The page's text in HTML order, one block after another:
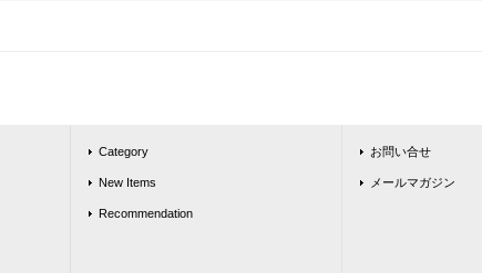
Category
New Items
Recommendation
お問い合せ
メールマガジン